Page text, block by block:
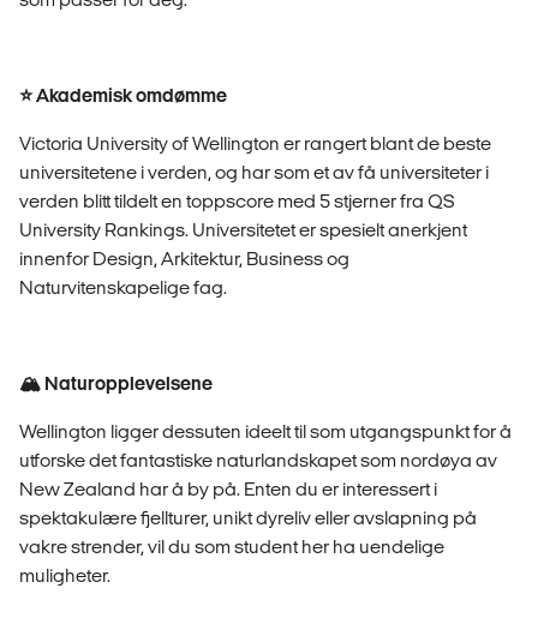
⭐️ Akademisk omdømme
Victoria University of Wellington er rangert blant de beste
universitetene i verden, og har som et av få universiteter i
verden blitt tildelt en toppscore med 5 stjerner fra QS
University Rankings. Universitetet er spesielt anerkjent
innenfor Design, Arkitektur, Business og
Naturvitenskapelige fag.
🏔️ Naturopplevelsene
Wellington ligger dessuten ideelt til som utgangspunkt for å
utforske det fantastiske naturlandskapet som nordøya av
New Zealand har å by på. Enten du er interessert i
spektakulære fjellturer, unikt dyreliv eller avslapning på
vakre strender, vil du som student her ha uendelige
muligheter.